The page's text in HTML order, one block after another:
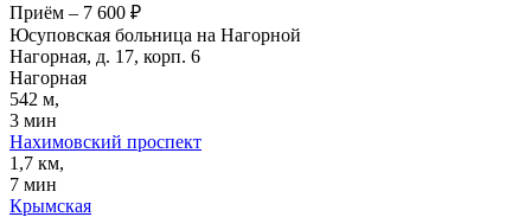
Приём – 7 600 ₽
Юсуповская больница на Нагорной
Нагорная, д. 17, корп. 6
Нагорная
542 м,
3 мин
Нахимовский проспект
1,7 км,
7 мин
Крымская